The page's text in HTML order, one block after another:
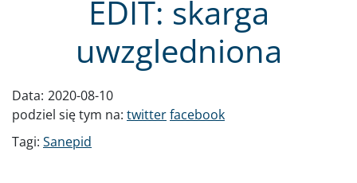
EDIT: skarga
uwzgledniona
Data: 2020-08-10
podziel się tym na: twitterfacebook
Tagi: Sanepid